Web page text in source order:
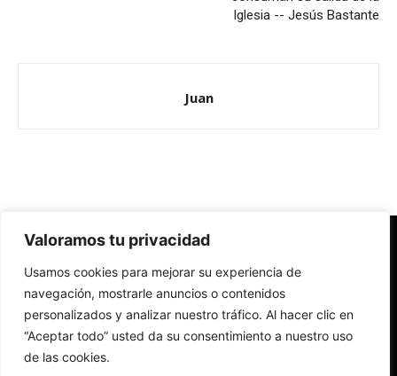
Valoramos tu privacidad
Usamos cookies para mejorar su experiencia de
navegación, mostrarle anuncios o contenidos
personalizados y analizar nuestro tráfico. Al hacer clic en
“Aceptar todo” usted da su consentimiento a nuestro uso
de las cookies.
Iglesia -- Jesús Bastante
Juan
Redes Cristianas
Una mirada alternativa sobre la Iglesia católica y la sociedad
- Colectivos de Redes Cristianas